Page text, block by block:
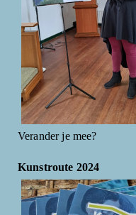
Verander je mee?
Kunstroute 2024